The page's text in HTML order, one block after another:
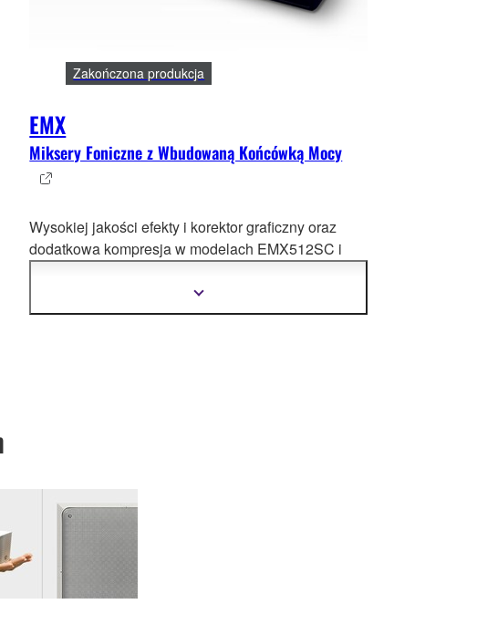
EMX
Miksery Foniczne z Wbudowaną Końcówką Mocy
Zakończona produkcja
Wysokiej jakości efekty i korektor graficzny oraz
dodatkowa kompresja w modelach EMX512SC i
stereo w przenośnym mikserze z wbudowaną
końcówką mocy typu box.
Pokaż